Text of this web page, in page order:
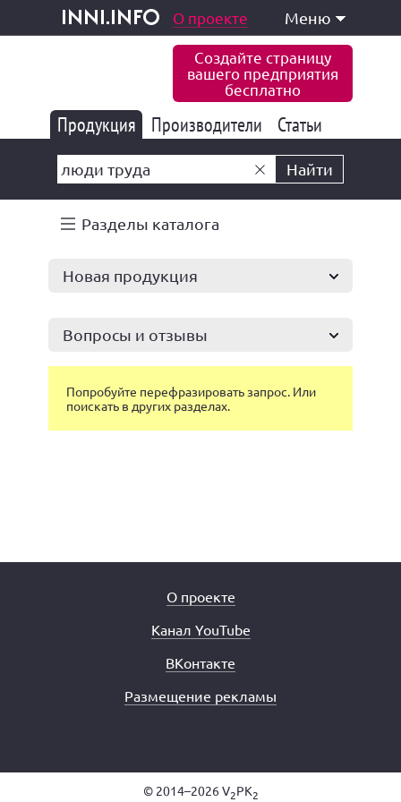
inni.info
и услуги О проекте Меню
Создайте страницу
вашего предприятия
бесплатно
Продукция 177 843
Производители 6 775
Статьи
Найти
Разделы каталога
Новая продукция
Вопросы и отзывы
Попробуйте перефразировать запрос. Или
поискать в других разделах.
О проекте
Канал YouTube
ВКонтакте
Размещение рекламы
© 2014–2026 V2PK2